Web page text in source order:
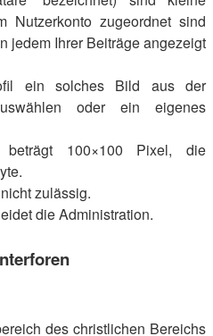
Nutzerkonto zugeordnet sind
jedem Ihrer Beiträge angezeigt
ein solches Bild aus der
oder ein eigenes
100×100 Pixel, die
zulässig.
die Administration.
des christlichen Bereichs